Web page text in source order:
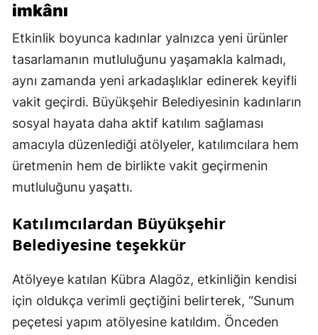
imkânı
Etkinlik boyunca kadınlar yalnızca yeni ürünler
tasarlamanın mutluluğunu yaşamakla kalmadı,
aynı zamanda yeni arkadaşlıklar edinerek keyifli
vakit geçirdi. Büyükşehir Belediyesinin kadınların
sosyal hayata daha aktif katılım sağlaması
amacıyla düzenlediği atölyeler, katılımcılara hem
üretmenin hem de birlikte vakit geçirmenin
mutluluğunu yaşattı.
Katılımcılardan Büyükşehir
Belediyesine teşekkür
Atölyeye katılan Kübra Alagöz, etkinliğin kendisi
için oldukça verimli geçtiğini belirterek, “Sunum
peçetesi yapım atölyesine katıldım. Önceden